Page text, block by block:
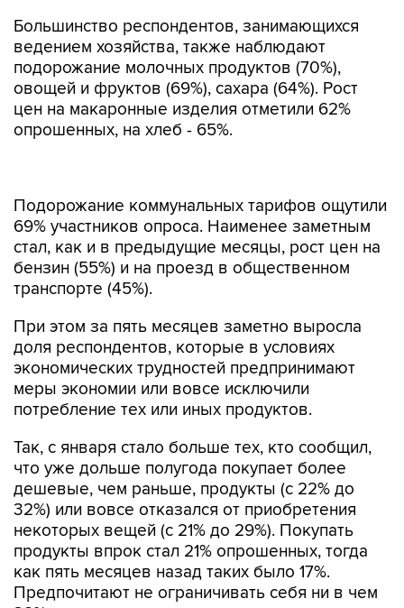
Большинство респондентов, занимающихся
ведением хозяйства, также наблюдают
подорожание молочных продуктов (70%),
овощей и фруктов (69%), сахара (64%). Рост
цен на макаронные изделия отметили 62%
опрошенных, на хлеб - 65%.
стал, как и в предыдущие месяцы, рост цен на
бензин (55%) и на проезд в общественном
транспорте (45%).
При этом за пять месяцев заметно выросла
экономических трудностей предпринимают
меры экономии или вовсе исключили
потребление тех или иных продуктов.
Так, с января стало больше тех, кто сообщил,
дешевые, чем раньше, продукты (с 22% до
32%) или вовсе отказался от приобретения
некоторых вещей (с 21% до 29%). Покупать
продукты впрок стал 21% опрошенных, тогда
как пять месяцев назад таких было 17%.
Предпочитают не ограничивать себя ни в чем
38% респондентов, их количество с начала
года не изменилось.